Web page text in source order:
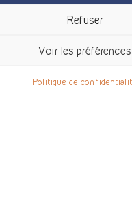
Refuser
Voir les préférences
Politique de